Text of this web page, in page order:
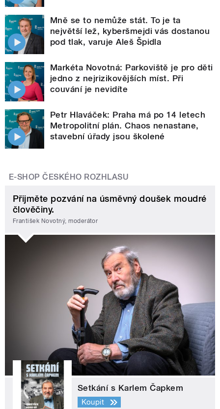
Mně se to nemůže stát. To je ta
největší lež, kyberšmejdi vás dostanou
pod tlak, varuje Aleš Špidla
Markéta Novotná: Parkoviště je pro děti
jedno z nejrizikovějších míst. Při
couvání je nevidíte
Petr Hlaváček: Praha má po 14 letech
Metropolitní plán. Chaos nenastane,
stavební úřady jsou školené
E-SHOP ČESKÉHO ROZHLASU
Přijměte pozvání na úsměvný doušek moudré
člověčiny.
František Novotný, moderátor
Setkání s Karlem Čapkem
Koupit